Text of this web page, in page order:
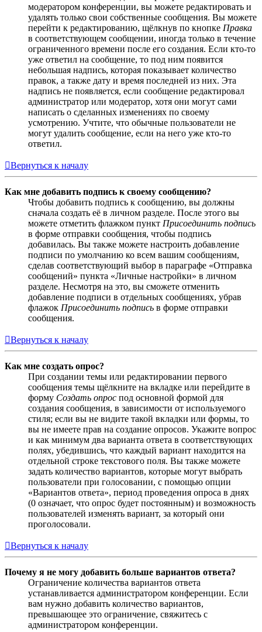
модератором конференции, вы можете редактировать и
удалять только свои собственные сообщения. Вы можете
перейти к редактированию, щёлкнув по кнопке Правка
в соответствующем сообщении, иногда только в течение
ограниченного времени после его создания. Если кто-то
уже ответил на сообщение, то под ним появится
небольшая надпись, которая показывает количество
правок, а также дату и время последней из них. Эта
надпись не появляется, если сообщение редактировал
администратор или модератор, хотя они могут сами
написать о сделанных изменениях по своему
усмотрению. Учтите, что обычные пользователи не
могут удалить сообщение, если на него уже кто-то
ответил.
Вернуться к началу
Как мне добавить подпись к своему сообщению?
Чтобы добавить подпись к сообщению, вы должны
сначала создать её в личном разделе. После этого вы
можете отметить флажком пункт Присоединить подпись
в форме отправки сообщения, чтобы подпись
добавилась. Вы также можете настроить добавление
подписи по умолчанию ко всем вашим сообщениям,
сделав соответствующий выбор в параграфе «Отправка
сообщений» пункта «Личные настройки» в личном
разделе. Несмотря на это, вы сможете отменить
добавление подписи в отдельных сообщениях, убрав
флажок Присоединить подпись в форме отправки
сообщения.
Вернуться к началу
Как мне создать опрос?
При создании темы или редактировании первого
сообщения темы щёлкните на вкладке или перейдите в
форму Создать опрос под основной формой для
создания сообщения, в зависимости от используемого
стиля; если вы не видите такой вкладки или формы, то
вы не имеете прав на создание опросов. Укажите вопрос
и как минимум два варианта ответа в соответствующих
полях, убедившись, что каждый вариант находится на
отдельной строке текстового поля. Вы также можете
задать количество вариантов, которые могут выбрать
пользователи при голосовании, с помощью опции
«Вариантов ответа», период проведения опроса в днях
(0 означает, что опрос будет постоянным) и возможность
пользователей изменять вариант, за который они
проголосовали.
Вернуться к началу
Почему я не могу добавить больше вариантов ответа?
Ограничение количества вариантов ответа
устанавливается администратором конференции. Если
вам нужно добавить количество вариантов,
превышающее это ограничение, свяжитесь с
администратором конференции.